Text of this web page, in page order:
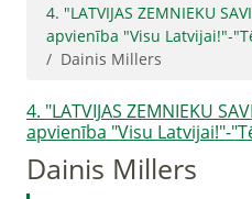
4. "LATVIJAS ZEMNIEKU
apvienība "Visu Latvijai!"-
Dainis Millers
4. "LATVIJAS ZEMNIEKU
apvienība "Visu Latvijai!"-
Dainis Millers